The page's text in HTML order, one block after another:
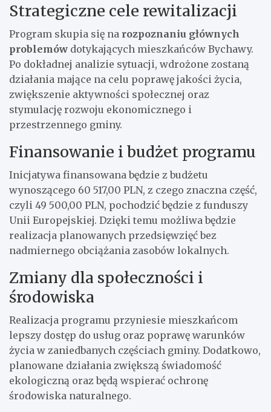
Strategiczne cele rewitalizacji
Program skupia się na rozpoznaniu głównych
problemów dotykających mieszkańców Bychawy.
Po dokładnej analizie sytuacji, wdrożone zostaną
działania mające na celu poprawę jakości życia,
zwiększenie aktywności społecznej oraz
stymulację rozwoju ekonomicznego i
przestrzennego gminy.
Finansowanie i budżet programu
Inicjatywa finansowana będzie z budżetu
wynoszącego 60 517,00 PLN, z czego znaczna część,
czyli 49 500,00 PLN, pochodzić będzie z funduszy
Unii Europejskiej. Dzięki temu możliwa będzie
realizacja planowanych przedsięwzięć bez
nadmiernego obciążania zasobów lokalnych.
Zmiany dla społeczności i
środowiska
Realizacja programu przyniesie mieszkańcom
lepszy dostęp do usług oraz poprawę warunków
życia w zaniedbanych częściach gminy. Dodatkowo,
planowane działania zwiększą świadomość
ekologiczną oraz będą wspierać ochronę
środowiska naturalnego.